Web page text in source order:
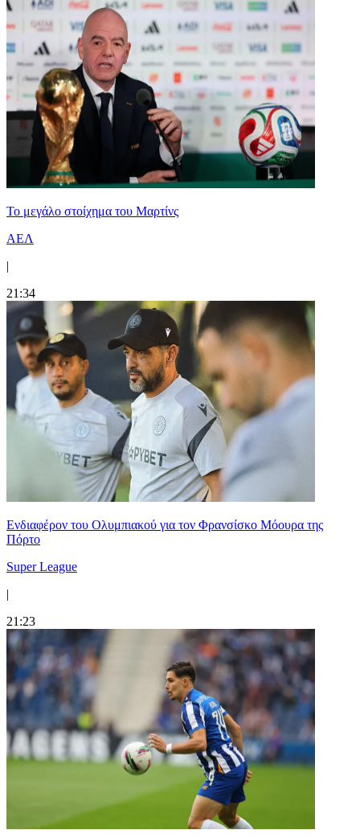
Το μεγάλο στοίχημα του Μαρτίνς
ΑΕΛ
|
21:34
Ενδιαφέρον του Ολυμπιακού για τον Φρανσίσκο Μόουρα της
Πόρτο
Super League
|
21:23